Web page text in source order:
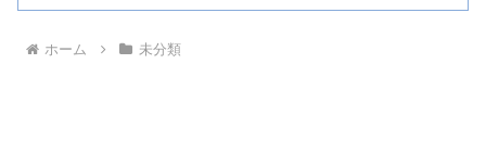
ホーム 未分類